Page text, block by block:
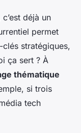
déjà un
permet
clés stratégiques,
ça sert ? À
thématique
si trois
tech